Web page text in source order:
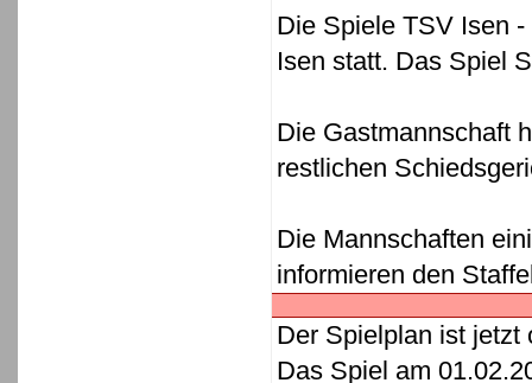
Die Spiele TSV Isen
Isen statt. Das Spiel
Die Gastmannschaft
restlichen
Die Mannschaften
informieren den
Der Spielplan ist jetzt
Das Spiel am